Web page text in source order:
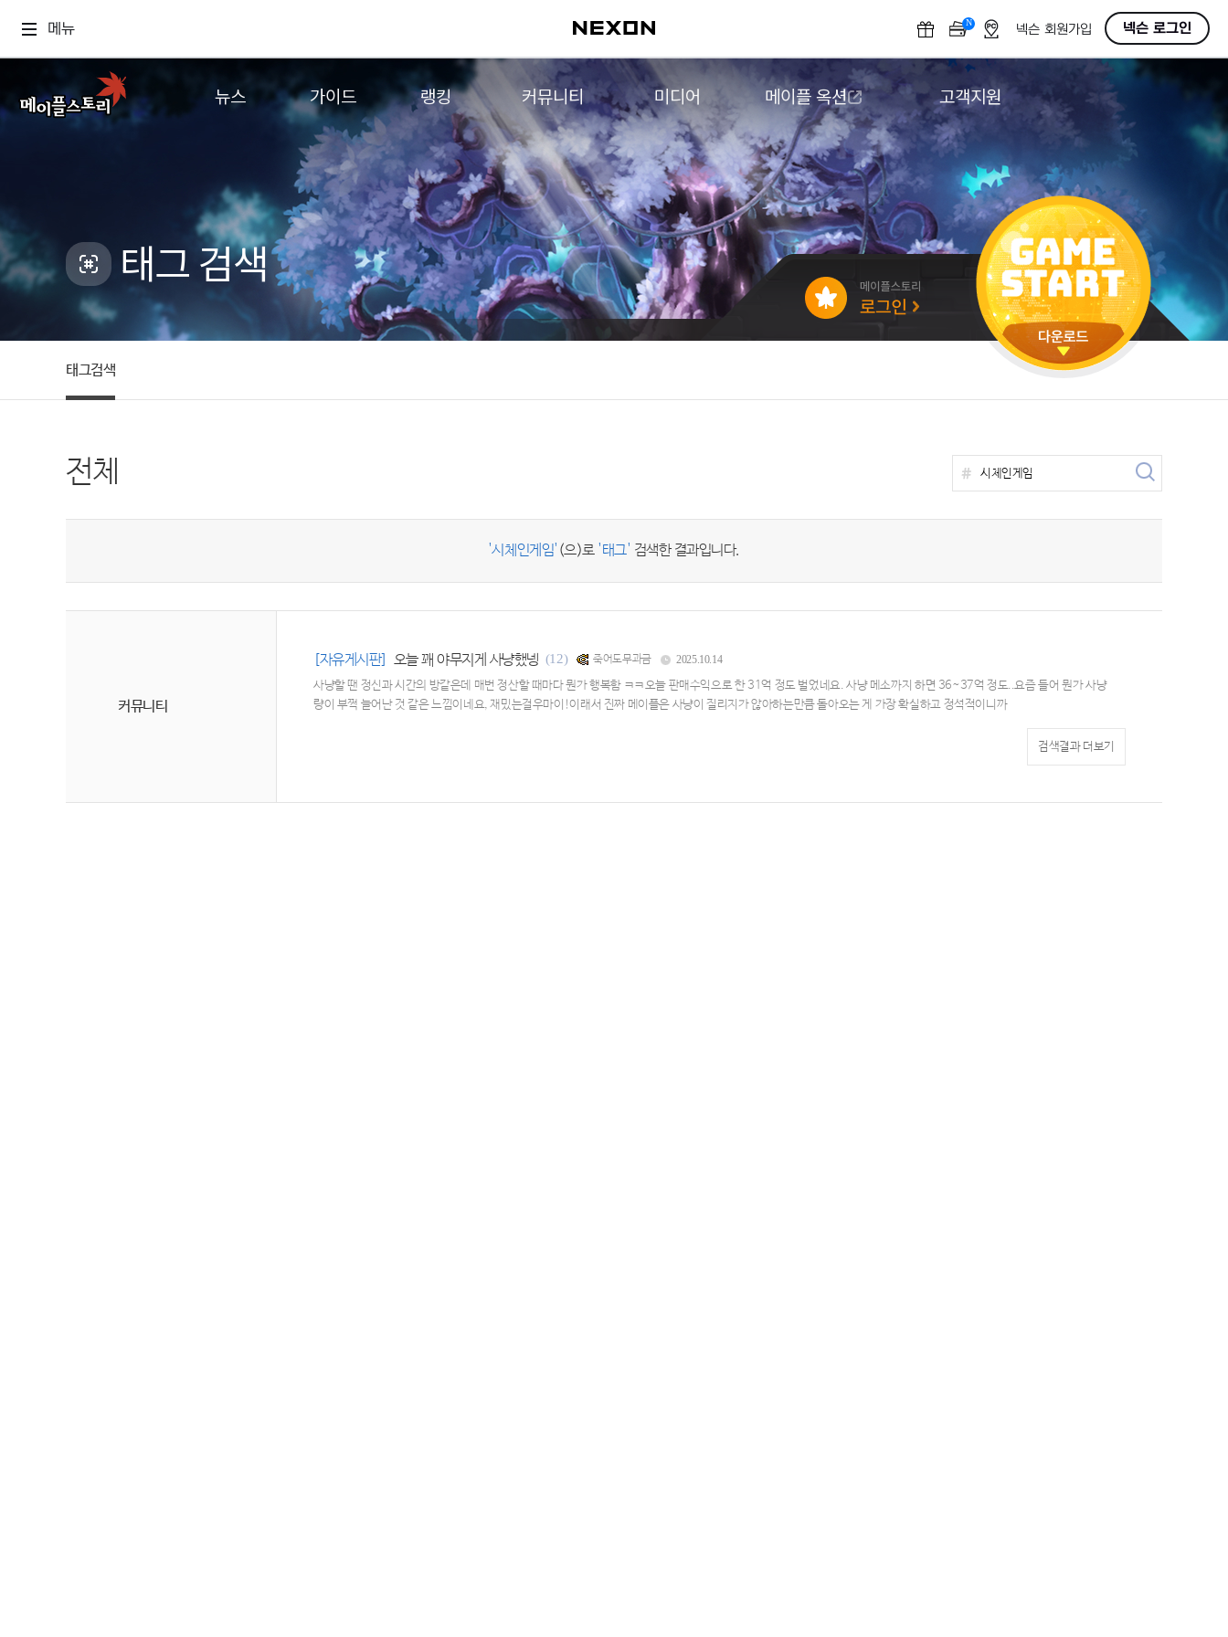
메뉴 N OFF넥슨 회원가입 넥슨 로그인
뉴스
업데이트
이벤트
캐시샵 공지
메이플 알림판
with maple
가이드
게임정보
직업소개
확률형 아이템
NEXON NOW
추가정보
랭킹
월드 랭킹
컨텐츠 랭킹
커뮤니티
자유게시판
메이플 아트
메이플 코디
메이플스토리 파트너스
AI Style Finder
미니게임
커뮤니티 아카이브
미디어
영상
음악
아트웍
웹툰
메이플 옥션
메이플 옥션
고객지원
다운로드
도움말/1:1문의
버그악용/불법프로그램 신고
게임 접근성
태그 검색
태그검색
전체
'시체인게임' (으)로 '태그' 검색한 결과입니다.
커뮤니티
[자유게시판] 오늘 꽤 야무지게 사냥했넹 (12) 죽어도무과금 2025.10.14
사냥할 땐 정신과 시간의 방같은데 매번 정산할 때마다 뭔가 행복함 ㅋㅋ오늘 판매수익으로 한 31억 정도 벌었네요. 사냥 메소까지 하면 36~37억 정도..요즘 들어 뭔가 사냥
량이 부쩍 늘어난 것 같은 느낌이네요, 재밌는걸우마이!이래서 진짜 메이플은 사냥이 질리지가 않아하는만큼 돌아오는 게 가장 확실하고 정석적이니까
검색결과 더보기